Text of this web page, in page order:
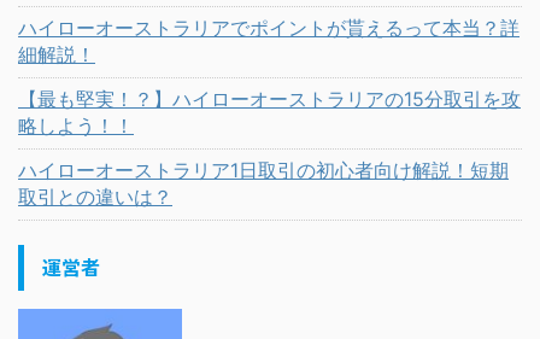
ハイローオーストラリアでポイントが貰えるって本当？詳
細解説！
【最も堅実！？】ハイローオーストラリアの15分取引を攻
略しよう！！
ハイローオーストラリア1日取引の初心者向け解説！短期
取引との違いは？
運営者